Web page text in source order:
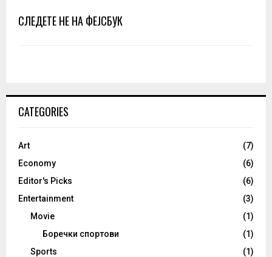
СЛЕДЕТЕ НЕ НА ФЕЈСБУК
CATEGORIES
Art
(7)
Economy
(6)
Editor's Picks
(6)
Entertainment
(3)
Movie
(1)
Боречки спортови
(1)
Sports
(1)